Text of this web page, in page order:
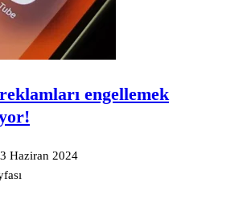
engellemek
Haziran 2024